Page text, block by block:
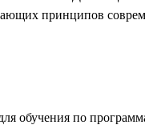
принципов
обучения по